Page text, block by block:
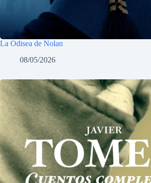
La Odisea de Nolan
08/05/2026